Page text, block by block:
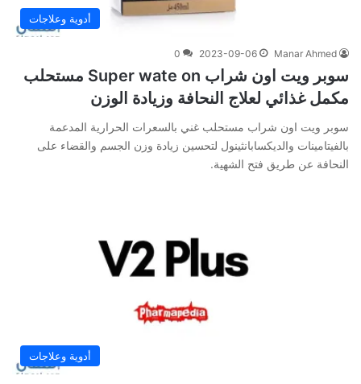
أدوية وعلاجات
Manar Ahmed
2023-09-06
0
سوبر ويت اون شراب Super wate on مستحلب
مكمل غذائي لعلاج النحافة وزيادة الوزن
سوبر ويت اون شراب مستحلب غني بالسعرات الحرارية المدعمة
بالفيتامينات والديكسابانثينول لتحسين زيادة وزن الجسم والقضاء على
النحافة عن طريق فتح الشهية.
أدوية وعلاجات